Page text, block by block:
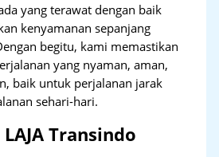
yang terawat dengan baik
kenyamanan sepanjang
begitu, kami memastikan
yang nyaman, aman,
baik untuk perjalanan jarak
sehari-hari.
Transindo